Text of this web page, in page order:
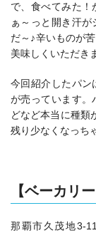
で、食べてみた！
ぁ～っと開き汗が
だ～♪辛いものが
美味しくいただき
今回紹介したパン
が売っています。
どなど本当に種類
残り少なくなっち
【ベーカリ
那覇市久茂地3-